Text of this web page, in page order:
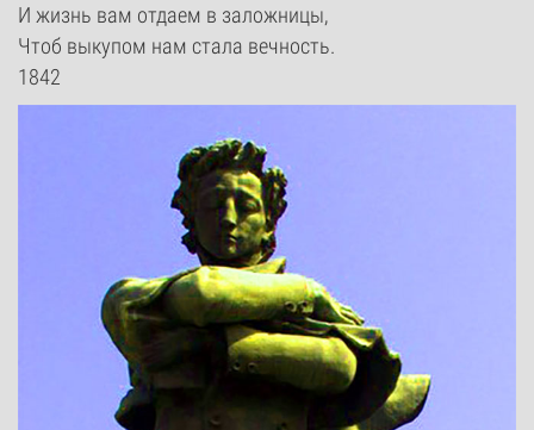
И жизнь вам отдаем в заложницы,
Чтоб выкупом нам стала вечность.
1842